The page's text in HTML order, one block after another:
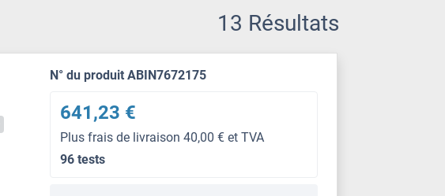
13 Résultats
N° du produit ABIN7672175
641,23 €
Plus frais de livraison 40,00 € et TVA
96 tests